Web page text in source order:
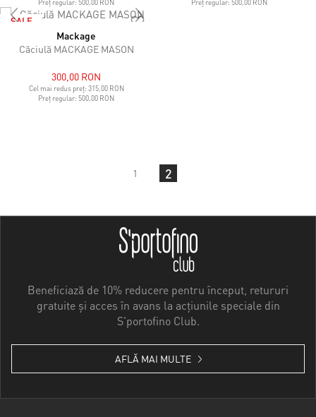
Preț regular: 500,00 RON
Preț regular: 500,00 RON
SALE
Mackage
Căciulă MACKAGE MASON
300,00 RON
Cel mai redus preț: 315,00 RON
Preț regular: 500,00 RON
1 2
Beneficiază de 10% reducere pentru început, retururi
gratuite și acces în avans la acțiunile speciale din
S'portofino Club.
AFLĂ MAI MULTE